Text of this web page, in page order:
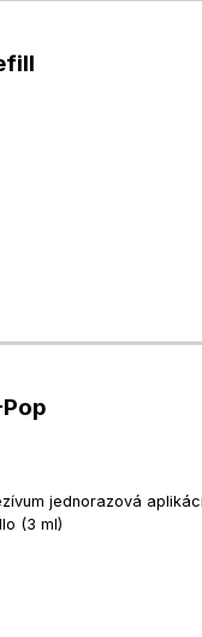
jednorazová
(3 ml)